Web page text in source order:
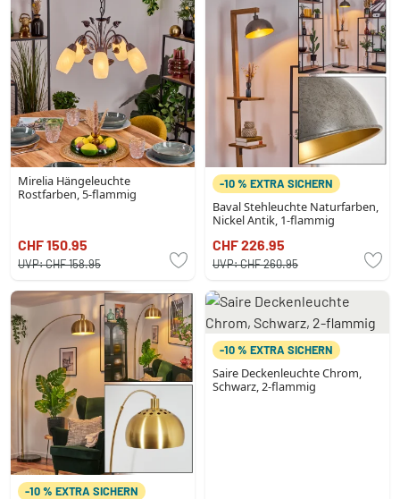
Mirelia Hängeleuchte
Rostfarben, 5-flammig
CHF 150.95
UVP:CHF 158.95
-10 % EXTRA SICHERN
Baval Stehleuchte Naturfarben,
Nickel Antik, 1-flammig
CHF 226.95
UVP:CHF 260.95
-10 % EXTRA SICHERN
-10 % EXTRA SICHERN
Saire Deckenleuchte Chrom,
Schwarz, 2-flammig